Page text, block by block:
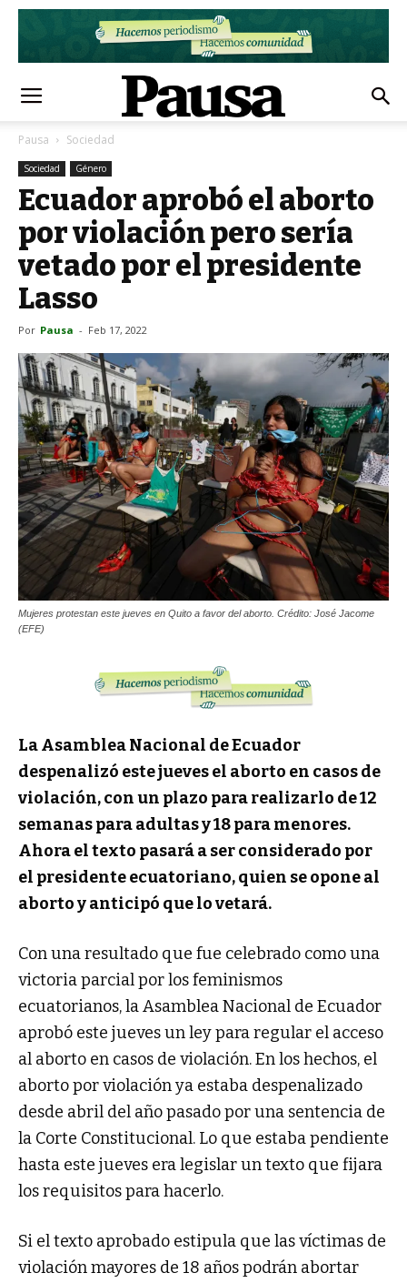
Pausa Sociedad
Sociedad Género
Ecuador aprobó el aborto
por violación pero sería
vetado por el presidente
Lasso
Por Pausa - Feb 17, 2022
Mujeres protestan este jueves en Quito a favor del aborto. Crédito: José Jacome
(EFE)
La Asamblea Nacional de Ecuador
despenalizó este jueves el aborto en casos de
violación, con un plazo para realizarlo de 12
semanas para adultas y 18 para menores.
Ahora el texto pasará a ser considerado por
el presidente ecuatoriano, quien se opone al
aborto y anticipó que lo vetará.
Con una resultado que fue celebrado como una
victoria parcial por los feminismos
ecuatorianos, la Asamblea Nacional de Ecuador
aprobó este jueves un ley para regular el acceso
al aborto en casos de violación. En los hechos, el
aborto por violación ya estaba despenalizado
desde abril del año pasado por una sentencia de
la Corte Constitucional. Lo que estaba pendiente
hasta este jueves era legislar un texto que fijara
los requisitos para hacerlo.
Si el texto aprobado estipula que las víctimas de
violación mayores de 18 años podrán abortar